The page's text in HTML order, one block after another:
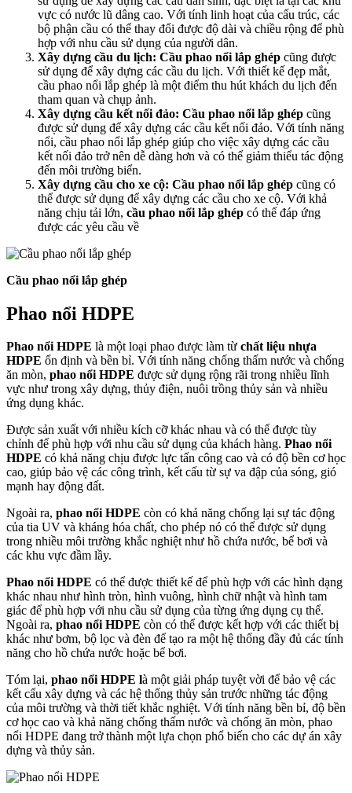
vực có nước lũ dâng cao. Với tính linh hoạt của cấu trúc, các
bộ phận cầu có thể thay đổi được độ dài và chiều rộng để phù
hợp với nhu cầu sử dụng của người dân.
Xây dựng cầu du lịch: Cầu phao nổi lắp ghép cũng được
sử dụng để xây dựng các cầu du lịch. Với thiết kế đẹp mắt,
cầu phao nổi lắp ghép là một điểm thu hút khách du lịch đến
tham quan và chụp ảnh.
Xây dựng cầu kết nối đảo: Cầu phao nổi lắp ghép cũng
được sử dụng để xây dựng các cầu kết nối đảo. Với tính năng
nổi, cầu phao nổi lắp ghép giúp cho việc xây dựng các cầu
kết nối đảo trở nên dễ dàng hơn và có thể giảm thiểu tác động
đến môi trường biển.
Xây dựng cầu cho xe cộ: Cầu phao nổi lắp ghép cũng có
thể được sử dụng để xây dựng các cầu cho xe cộ. Với khả
năng chịu tải lớn, cầu phao nổi lắp ghép có thể đáp ứng
được các yêu cầu về
Cầu phao nổi lắp ghép
Phao nổi HDPE
Phao nổi HDPE là một loại phao được làm từ chất liệu nhựa
HDPE ổn định và bền bỉ. Với tính năng chống thấm nước và chống
ăn mòn, phao nổi HDPE được sử dụng rộng rãi trong nhiều lĩnh
vực như trong xây dựng, thủy điện, nuôi trồng thủy sản và nhiều
ứng dụng khác.
Được sản xuất với nhiều kích cỡ khác nhau và có thể được tùy
chỉnh để phù hợp với nhu cầu sử dụng của khách hàng. Phao nổi
HDPE có khả năng chịu được lực tấn công cao và có độ bền cơ học
cao, giúp bảo vệ các công trình, kết cấu từ sự va đập của sóng, gió
mạnh hay động đất.
Ngoài ra, phao nổi HDPE còn có khả năng chống lại sự tác động
của tia UV và kháng hóa chất, cho phép nó có thể được sử dụng
trong nhiều môi trường khắc nghiệt như hồ chứa nước, bể bơi và
các khu vực đầm lầy.
Phao nổi HDPE có thể được thiết kế để phù hợp với các hình dạng
khác nhau như hình tròn, hình vuông, hình chữ nhật và hình tam
giác để phù hợp với nhu cầu sử dụng của từng ứng dụng cụ thể.
Ngoài ra, phao nổi HDPE còn có thể được kết hợp với các thiết bị
khác như bơm, bộ lọc và đèn để tạo ra một hệ thống đầy đủ các tính
năng cho hồ chứa nước hoặc bể bơi.
Tóm lại, phao nổi HDPE là một giải pháp tuyệt vời để bảo vệ các
kết cấu xây dựng và các hệ thống thủy sản trước những tác động
của môi trường và thời tiết khắc nghiệt. Với tính năng bền bỉ, độ bền
cơ học cao và khả năng chống thấm nước và chống ăn mòn, phao
nổi HDPE đang trở thành một lựa chọn phổ biến cho các dự án xây
dựng và thủy sản.